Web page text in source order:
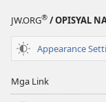
JW.ORG® / OPISYAL
Appearance
Mga Link